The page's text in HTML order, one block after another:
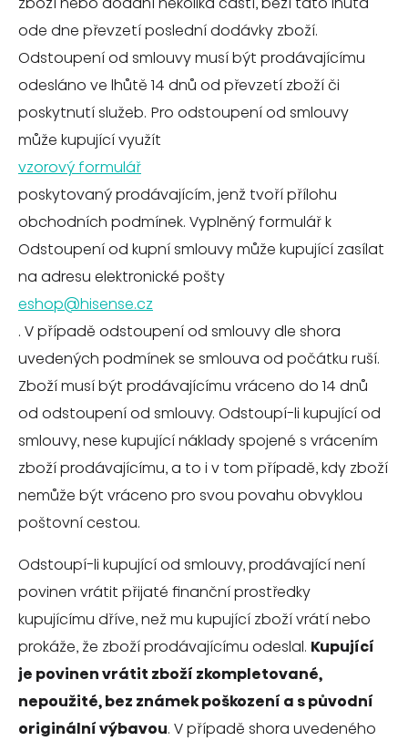
ode dne převzetí poslední dodávky zboží.
Odstoupení od smlouvy musí být prodávajícímu
odesláno ve lhůtě 14 dnů od převzetí zboží či
poskytnutí služeb. Pro odstoupení od smlouvy
může kupující využít
vzorový formulář
poskytovaný prodávajícím, jenž tvoří přílohu
obchodních podmínek. Vyplněný formulář k
Odstoupení od kupní smlouvy může kupující zasílat
na adresu elektronické pošty
eshop@hisense.cz
. V případě odstoupení od smlouvy dle shora
uvedených podmínek se smlouva od počátku ruší.
Zboží musí být prodávajícímu vráceno do 14 dnů
od odstoupení od smlouvy. Odstoupí-li kupující od
smlouvy, nese kupující náklady spojené s vrácením
zboží prodávajícímu, a to i v tom případě, kdy zboží
nemůže být vráceno pro svou povahu obvyklou
poštovní cestou.
Odstoupí-li kupující od smlouvy, prodávající není
povinen vrátit přijaté finanční prostředky
kupujícímu dříve, než mu kupující zboží vrátí nebo
prokáže, že zboží prodávajícímu odeslal. Kupující
je povinen vrátit zboží zkompletované,
nepoužité, bez známek poškození a s původní
originální výbavou. V případě shora uvedeného